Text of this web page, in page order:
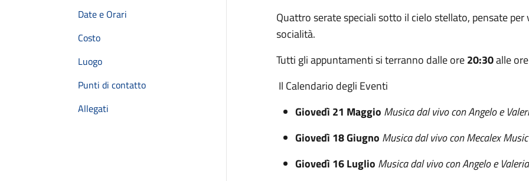
Date e Orari
Costo
Luogo
Punti di contatto
Allegati
Quattro serate speciali sotto il cielo stellato, pensate
socialità.
Tutti gli appuntamenti si terranno dalle ore20:30alle ore
Il Calendario degli Eventi
Giovedì 21 Maggio Musica dal vivo con Angelo e
Giovedì 18 Giugno Musica dal vivo con Mecalex
Giovedì 16 Luglio Musica dal vivo con Angelo e Valeria